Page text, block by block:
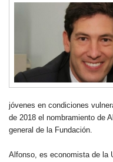
jóvenes en condiciones
de 2018 el nombramiento de
general de la Fundación.
Alfonso, es economista de la